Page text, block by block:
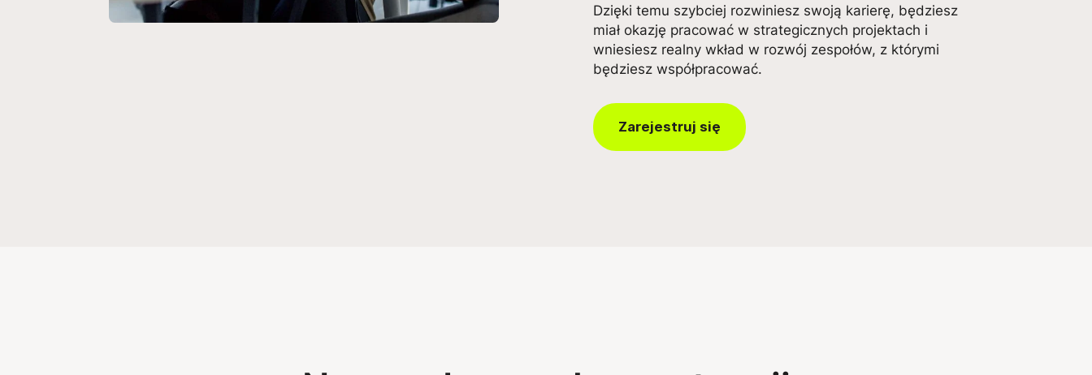
Dzięki temu szybciej rozwiniesz swoją karierę, będziesz
miał okazję pracować w strategicznych projektach i
wniesiesz realny wkład w rozwój zespołów, z którymi
będziesz współpracować.
Zarejestruj się